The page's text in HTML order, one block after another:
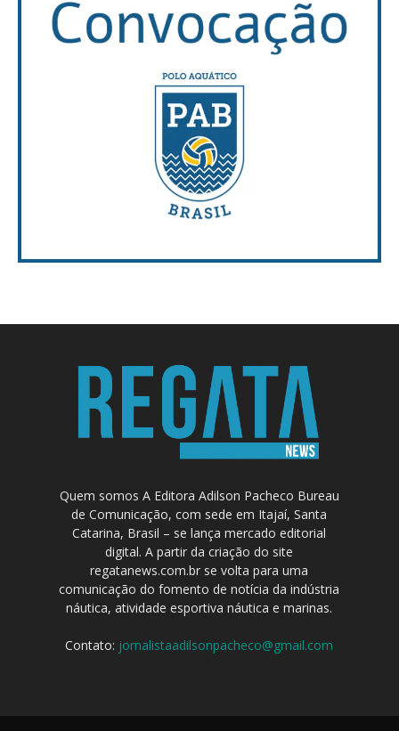
Quem somos A Editora Adilson Pacheco Bureau
de Comunicação, com sede em Itajaí, Santa
Catarina, Brasil – se lança mercado editorial
digital. A partir da criação do site
regatanews.com.br se volta para uma
comunicação do fomento de notícia da indústria
náutica, atividade esportiva náutica e marinas.
Contato: jornalistaadilsonpacheco@gmail.com